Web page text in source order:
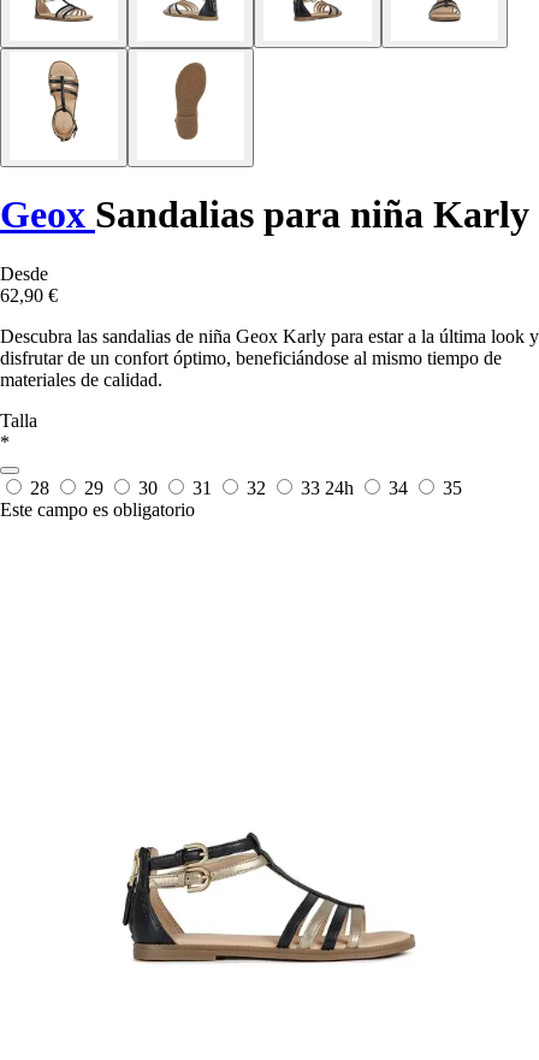
Geox Sandalias para niña Karly
Desde
62,90 €
Descubra las sandalias de niña Geox Karly para estar a la última look y
disfrutar de un confort óptimo, beneficiándose al mismo tiempo de
materiales de calidad.
Talla
*
28 29 30 31 32 33 24h 34
35
Este campo es obligatorio